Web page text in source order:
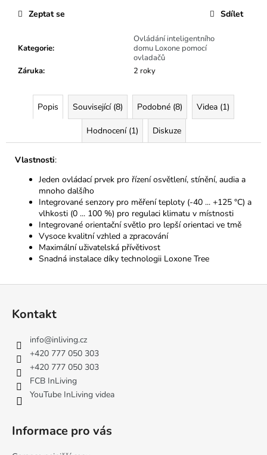
Kategorie:
Ovládání inteligentního
domu Loxone pomocí
ovladačů
Záruka: 2 roky
Zeptat se Sdílet
Popis Související (8) Podobné (8) Videa (1)
Hodnocení (1) Diskuze
Vlastnosti:
Jeden ovládací prvek pro řízení osvětlení, stínění, audia a
mnoho dalšího
Integrované senzory pro měření teploty (-40 ... +125 °C) a
vlhkosti (0 ... 100 %) pro regulaci klimatu v místnosti
Integrované orientační světlo pro lepší orientaci ve tmě
Vysoce kvalitní vzhled a zpracování
Maximální uživatelská přívětivost
Snadná instalace díky technologii Loxone Tree
Kontakt
info@inliving.cz
+420 777 050 303
+420 777 050 303
FCB InLiving
YouTube InLiving videa
Informace pro vás